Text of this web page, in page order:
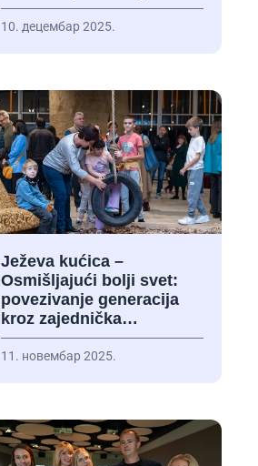
10. децембар 2025.
Ježeva kućica –
Osmišljajući bolji svet:
povezivanje generacija
kroz zajednička…
11. новембар 2025.